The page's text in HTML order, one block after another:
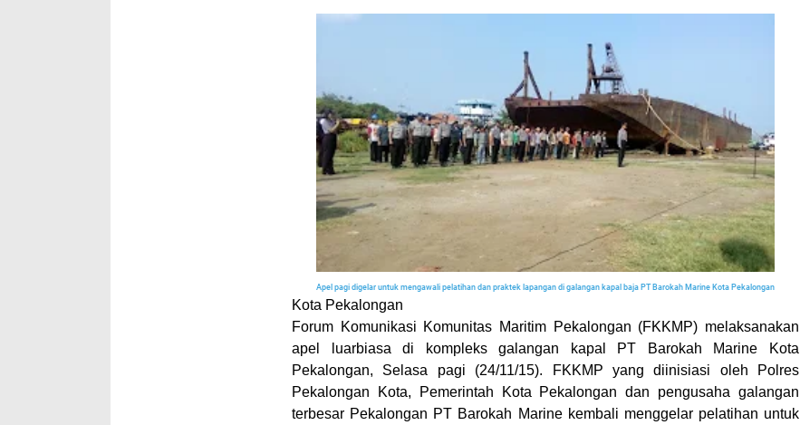
Apel pagi digelar untuk mengawali pelatihan dan praktek lapangan di galangan kapal baja PT Barokah Marine Kota Pekalongan
Kota Pekalongan
Forum Komunikasi Komunitas Maritim Pekalongan (FKKMP) melaksanakan
apel luarbiasa di kompleks galangan kapal PT Barokah Marine Kota
Pekalongan, Selasa pagi (24/11/15). FKKMP yang diinisiasi oleh Polres
Pekalongan Kota, Pemerintah Kota Pekalongan dan pengusaha galangan
terbesar Pekalongan PT Barokah Marine kembali menggelar pelatihan untuk